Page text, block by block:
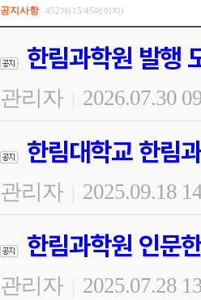
공지사항 452개(15/45페이지)
한림과학원 발행
관리자 | 2026.07.30
한림대학교 한림
관리자 | 2025.09.18
한림과학원 인문
관리자 | 2025.07.28